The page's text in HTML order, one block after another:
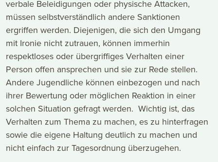
verbale Beleidigungen oder physische Attacken,
müssen selbstverständlich andere Sanktionen
ergriffen werden. Diejenigen, die sich den Umgang
mit Ironie nicht zutrauen, können immerhin
respektloses oder übergriffiges Verhalten einer
Person offen ansprechen und sie zur Rede stellen.
Andere Jugendliche können einbezogen und nach
ihrer Bewertung oder möglichen Reaktion in einer
solchen Situation gefragt werden. Wichtig ist, das
Verhalten zum Thema zu machen, es zu hinterfragen
sowie die eigene Haltung deutlich zu machen und
nicht einfach zur Tagesordnung überzugehen.